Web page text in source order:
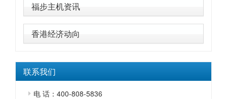
福步主机资讯
香港经济动向
联系我们
电 话：400-808-5836